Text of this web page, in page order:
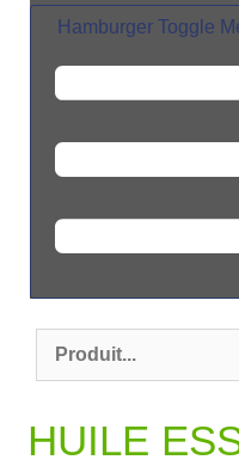
Hamburger Toggle
HUILE